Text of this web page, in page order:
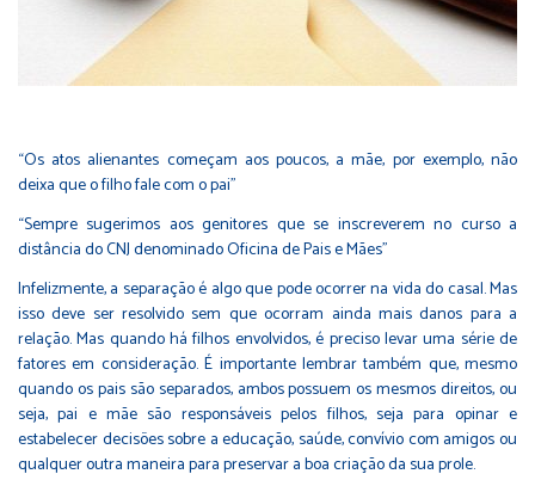
“Os atos alienantes começam aos poucos, a mãe, por exemplo, não
deixa que o filho fale com o pai”
“Sempre sugerimos aos genitores que se inscreverem no curso a
distância do CNJ denominado Oficina de Pais e Mães”
Infelizmente, a separação é algo que pode ocorrer na vida do casal. Mas
isso deve ser resolvido sem que ocorram ainda mais danos para a
relação. Mas quando há filhos envolvidos, é preciso levar uma série de
fatores em consideração. É importante lembrar também que, mesmo
quando os pais são separados, ambos possuem os mesmos direitos, ou
seja, pai e mãe são responsáveis pelos filhos, seja para opinar e
estabelecer decisões sobre a educação, saúde, convívio com amigos ou
qualquer outra maneira para preservar a boa criação da sua prole.